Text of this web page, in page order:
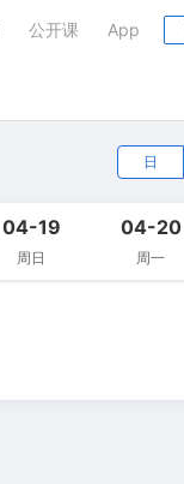
公开课 App
日
04-19
周日
04-20
周一